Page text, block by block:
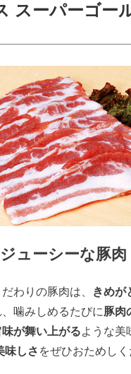
スーパーゴー
ューシーな豚肉
わりの豚肉は、 きめが
、噛みしめるたびに豚肉
味が舞い上がるような美
味しさ をぜひおためしく